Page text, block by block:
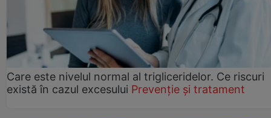
Care este nivelul normal al trigliceridelor. Ce riscuri
există în cazul excesului Prevenție și tratament